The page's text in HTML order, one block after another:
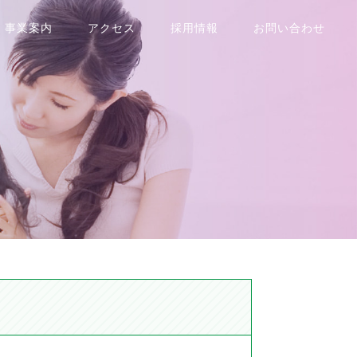
事業案内 アクセス 採用情報 お問い合わせ